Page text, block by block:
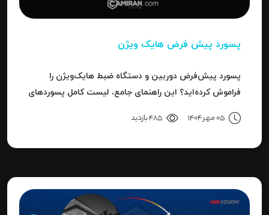
پسورد پیش فرض هایک ویژن
پسورد پیش‌فرض دوربین و دستگاه ضبط هایک‌ویژن را
فراموش کرده‌اید؟ این راهنمای جامع، لیست کامل پسوردهای
"Invalid Password" را آموزش می‌دهد.
05 مهر 1404 485 بازدید